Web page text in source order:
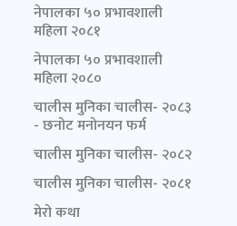
नेपालका ५० प्रभावशाली
महिला २०८१
नेपालका ५० प्रभावशाली
महिला २०८०
चालीस मुनिका चालीस- २०८३
- छनोट मनोनयन फर्म
चालीस मुनिका चालीस- २०८२
चालीस मुनिका चालीस- २०८१
मेरो कथा